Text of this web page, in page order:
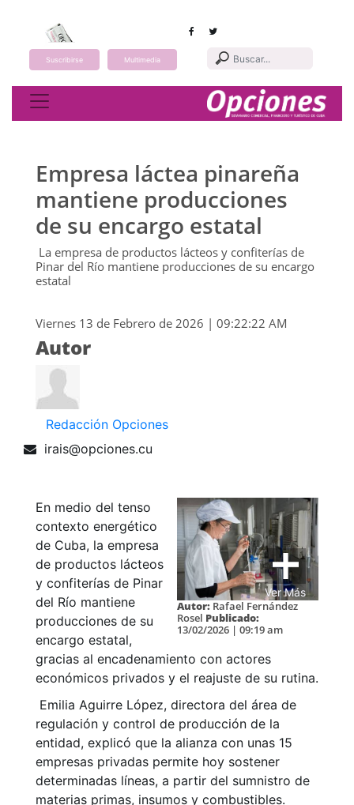
Suscribirse Multimedia
Toggle navigation
Empresa láctea pinareña
mantiene producciones
de su encargo estatal
La empresa de productos lácteos y confiterías de
Pinar del Río mantiene producciones de su encargo
estatal
Viernes 13 de Febrero de 2026 | 09:22:22 AM
Autor
Redacción Opciones
irais@opciones.cu
Ver Más
Autor: Rafael Fernández
Rosel Publicado:
13/02/2026 | 09:19 am
En medio del tenso
contexto energético
de Cuba, la empresa
de productos lácteos
y confiterías de Pinar
del Río mantiene
producciones de su
encargo estatal,
gracias al encadenamiento con actores
económicos privados y el reajuste de su rutina.
Emilia Aguirre López, directora del área de
regulación y control de producción de la
entidad, explicó que la alianza con unas 15
empresas privadas permite hoy sostener
determinadas líneas, a partir del sumnistro de
materias primas, insumos y combustibles.